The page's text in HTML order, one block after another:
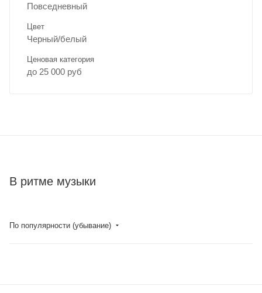
Повседневный
Цвет
Черный/белый
Ценовая категория
до 25 000 руб
В ритме музыки
По популярности (убывание)